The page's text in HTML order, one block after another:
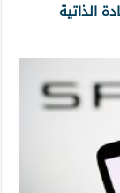
الذاتية